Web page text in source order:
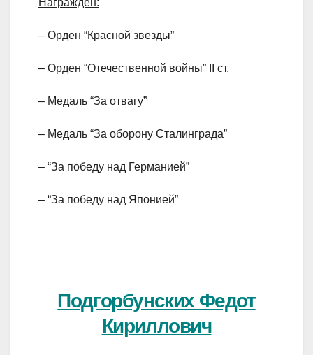
Награждён:
– Орден “Красной звезды”
– Орден “Отечественной войны” II ст.
– Медаль “За отвагу”
– Медаль “За оборону Сталинграда”
– “За победу над Германией”
– “За победу над Японией”
Подгорбунских Федот
Кириллович